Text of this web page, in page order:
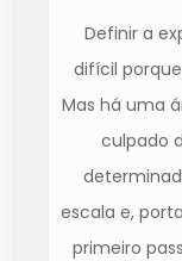
Definir a
difícil
Mas há uma
culpado
escala e,
primeiro